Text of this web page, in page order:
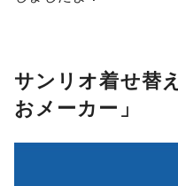
サンリオ着せ替
おメーカー」